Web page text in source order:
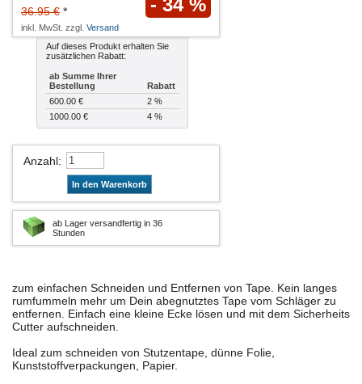
36.95 € * - 34 %
inkl. MwSt. zzgl. Versand
Auf dieses Produkt erhalten Sie
zusätzlichen Rabatt:
ab Summe Ihrer
Bestellung
Rabatt
600.00 €
2 %
1000.00 €
4 %
Anzahl:
In den Warenkorb
ab Lager versandfertig in 36
Stunden
zum einfachen Schneiden und Entfernen von Tape. Kein langes
rumfummeln mehr um Dein abegnutztes Tape vom Schläger zu
entfernen. Einfach eine kleine Ecke lösen und mit dem Sicherheits
Cutter aufschneiden.
Ideal zum schneiden von Stutzentape, dünne Folie,
Kunststoffverpackungen, Papier.